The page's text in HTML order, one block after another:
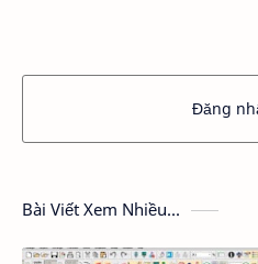
Đăng
Bài Viết Xem Nhiều...